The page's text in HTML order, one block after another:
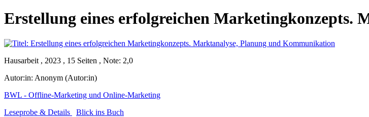
Erstellung eines erfolgreichen
Hausarbeit , 2023 , 15 Seiten , Note: 2,0
Autor:in: Anonym (Autor:in)
BWL - Offline-Marketing und Online-Marketing
Leseprobe & Details
Blick ins Buch